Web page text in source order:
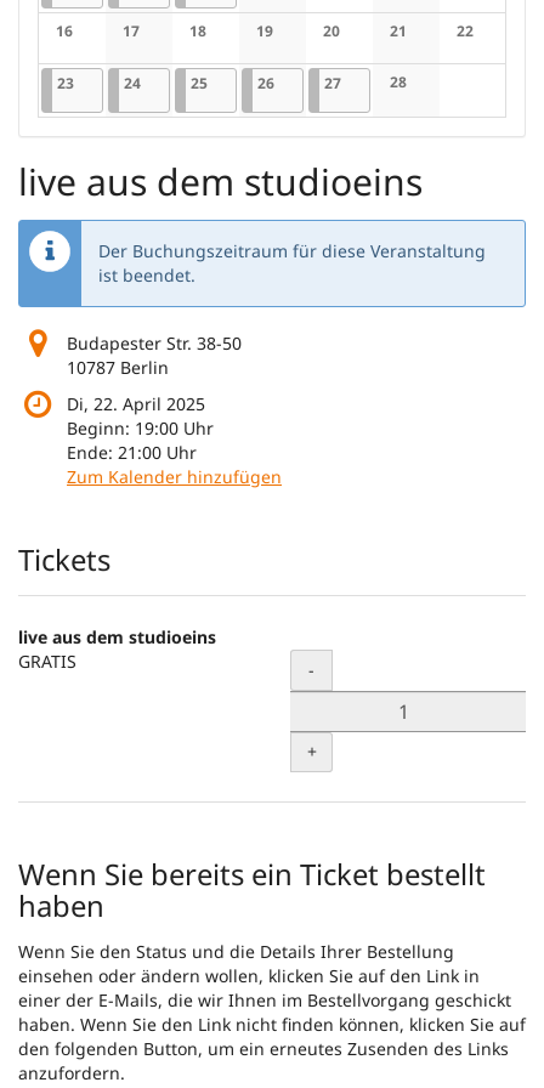
Keine Veranstaltungen
Keine Veranstaltungen
Keine Keine
16
Keine Veranstaltungen
17
Keine Veranstaltungen
18
Keine Veranstaltungen
19
Keine Veranstaltungen
20
Keine Veranstaltungen
21
Keine
22
Keine
2323.02.2026
1 Veranstaltung
2424.02.2026
1 Veranstaltung
2525.02.2026
1 Veranstaltung
2626.02.2026
1 Veranstaltung
2727.02.2026
1 Veranstaltung
28
Keine
live aus dem studioeins
Der Buchungszeitraum für diese Veranstaltung
ist beendet.
Budapester Str. 38-50
10787 Berlin
Di, 22. April 2025
Beginn: 19:00 Uhr
Ende: 21:00 Uhr
Zum Kalender hinzufügen
Produkte
Tickets
live aus dem studioeins
GRATIS
Menge
-
+
Wenn Sie bereits ein Ticket bestellt
haben
Wenn Sie den Status und die Details Ihrer Bestellung
einsehen oder ändern wollen, klicken Sie auf den Link in
einer der E-Mails, die wir Ihnen im Bestellvorgang geschickt
haben. Wenn Sie den Link nicht finden können, klicken Sie auf
den folgenden Button, um ein erneutes Zusenden des Links
anzufordern.